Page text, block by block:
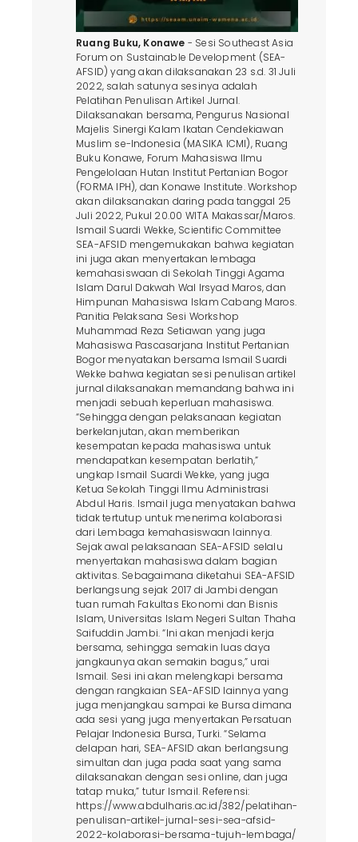
Ruang Buku, Konawe - Sesi Southeast Asia
Forum on Sustainable Development (SEA-
AFSID) yang akan dilaksanakan 23 s.d. 31 Juli
2022, salah satunya sesinya adalah
Pelatihan Penulisan Artikel Jurnal.
Dilaksanakan bersama, Pengurus Nasional
Majelis Sinergi Kalam Ikatan Cendekiawan
Muslim se-Indonesia (MASIKA ICMI), Ruang
Buku Konawe, Forum Mahasiswa Ilmu
Pengelolaan Hutan Institut Pertanian Bogor
(FORMA IPH), dan Konawe Institute. Workshop
akan dilaksanakan daring pada tanggal 25
Juli 2022, Pukul 20.00 WITA Makassar/Maros.
Ismail Suardi Wekke, Scientific Committee
SEA-AFSID mengemukakan bahwa kegiatan
ini juga akan menyertakan lembaga
kemahasiswaan di Sekolah Tinggi Agama
Islam Darul Dakwah Wal Irsyad Maros, dan
Himpunan Mahasiswa Islam Cabang Maros.
Panitia Pelaksana Sesi Workshop
Muhammad Reza Setiawan yang juga
Mahasiswa Pascasarjana Institut Pertanian
Bogor menyatakan bersama Ismail Suardi
Wekke bahwa kegiatan sesi penulisan artikel
jurnal dilaksanakan memandang bahwa ini
menjadi sebuah keperluan mahasiswa.
“Sehingga dengan pelaksanaan kegiatan
berkelanjutan, akan memberikan
kesempatan kepada mahasiswa untuk
mendapatkan kesempatan berlatih,”
ungkap Ismail Suardi Wekke, yang juga
Ketua Sekolah Tinggi Ilmu Administrasi
Abdul Haris. Ismail juga menyatakan bahwa
tidak tertutup untuk menerima kolaborasi
dari Lembaga kemahasiswaan lainnya.
Sejak awal pelaksanaan SEA-AFSID selalu
menyertakan mahasiswa dalam bagian
aktivitas. Sebagaimana diketahui SEA-AFSID
berlangsung sejak 2017 di Jambi dengan
tuan rumah Fakultas Ekonomi dan Bisnis
Islam, Universitas Islam Negeri Sultan Thaha
Saifuddin Jambi. “Ini akan menjadi kerja
bersama, sehingga semakin luas daya
jangkaunya akan semakin bagus,” urai
Ismail. Sesi ini akan melengkapi bersama
dengan rangkaian SEA-AFSID lainnya yang
juga menjangkau sampai ke Bursa dimana
ada sesi yang juga menyertakan Persatuan
Pelajar Indonesia Bursa, Turki. “Selama
delapan hari, SEA-AFSID akan berlangsung
simultan dan juga pada saat yang sama
dilaksanakan dengan sesi online, dan juga
tatap muka,” tutur Ismail. Referensi:
https://www.abdulharis.ac.id/382/pelatihan-
penulisan-artikel-jurnal-sesi-sea-afsid-
2022-kolaborasi-bersama-tujuh-lembaga/